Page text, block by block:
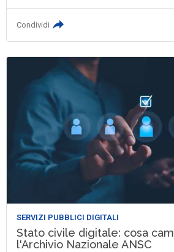
Condividi
SERVIZI PUBBLICI DIGITALI
Stato civile digitale: cosa
l'Archivio Nazionale ANSC